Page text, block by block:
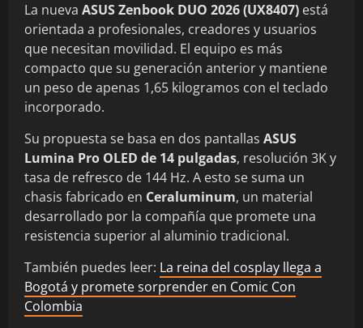
La nueva ASUS Zenbook DUO 2026 (UX8407) está
orientada a profesionales, creadores y usuarios
que necesitan movilidad. El equipo es más
compacto que su generación anterior y mantiene
un peso de apenas 1,65 kilogramos con el teclado
incorporado.
Su propuesta se basa en dos pantallas ASUS
Lumina Pro OLED de 14 pulgadas, resolución 3K y
tasa de refresco de 144 Hz. A esto se suma un
chasis fabricado en Ceraluminum, un material
desarrollado por la compañía que promete una
resistencia superior al aluminio tradicional.
También puedes leer: La reina del cosplay llega a
Bogotá y promete sorprender en Comic Con
Colombia